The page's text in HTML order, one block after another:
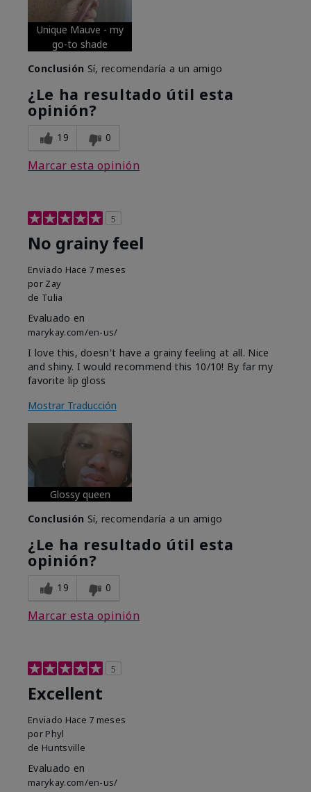
Unique Mauve - my
go-to shade
Conclusión Sí, recomendaría a un amigo
¿Le ha resultado útil esta
opinión?
19 0
Marcar esta opinión
5
No grainy feel
Enviado Hace 7 meses
por Zay
de Tulia
Evaluado en
marykay.com/en-us/
I love this, doesn't have a grainy feeling at all. Nice
and shiny. I would recommend this 10/10! By far my
favorite lip gloss
Mostrar Traducción
Glossy queen
Conclusión Sí, recomendaría a un amigo
¿Le ha resultado útil esta
opinión?
19 0
Marcar esta opinión
5
Excellent
Enviado Hace 7 meses
por Phyl
de Huntsville
Evaluado en
marykay.com/en-us/